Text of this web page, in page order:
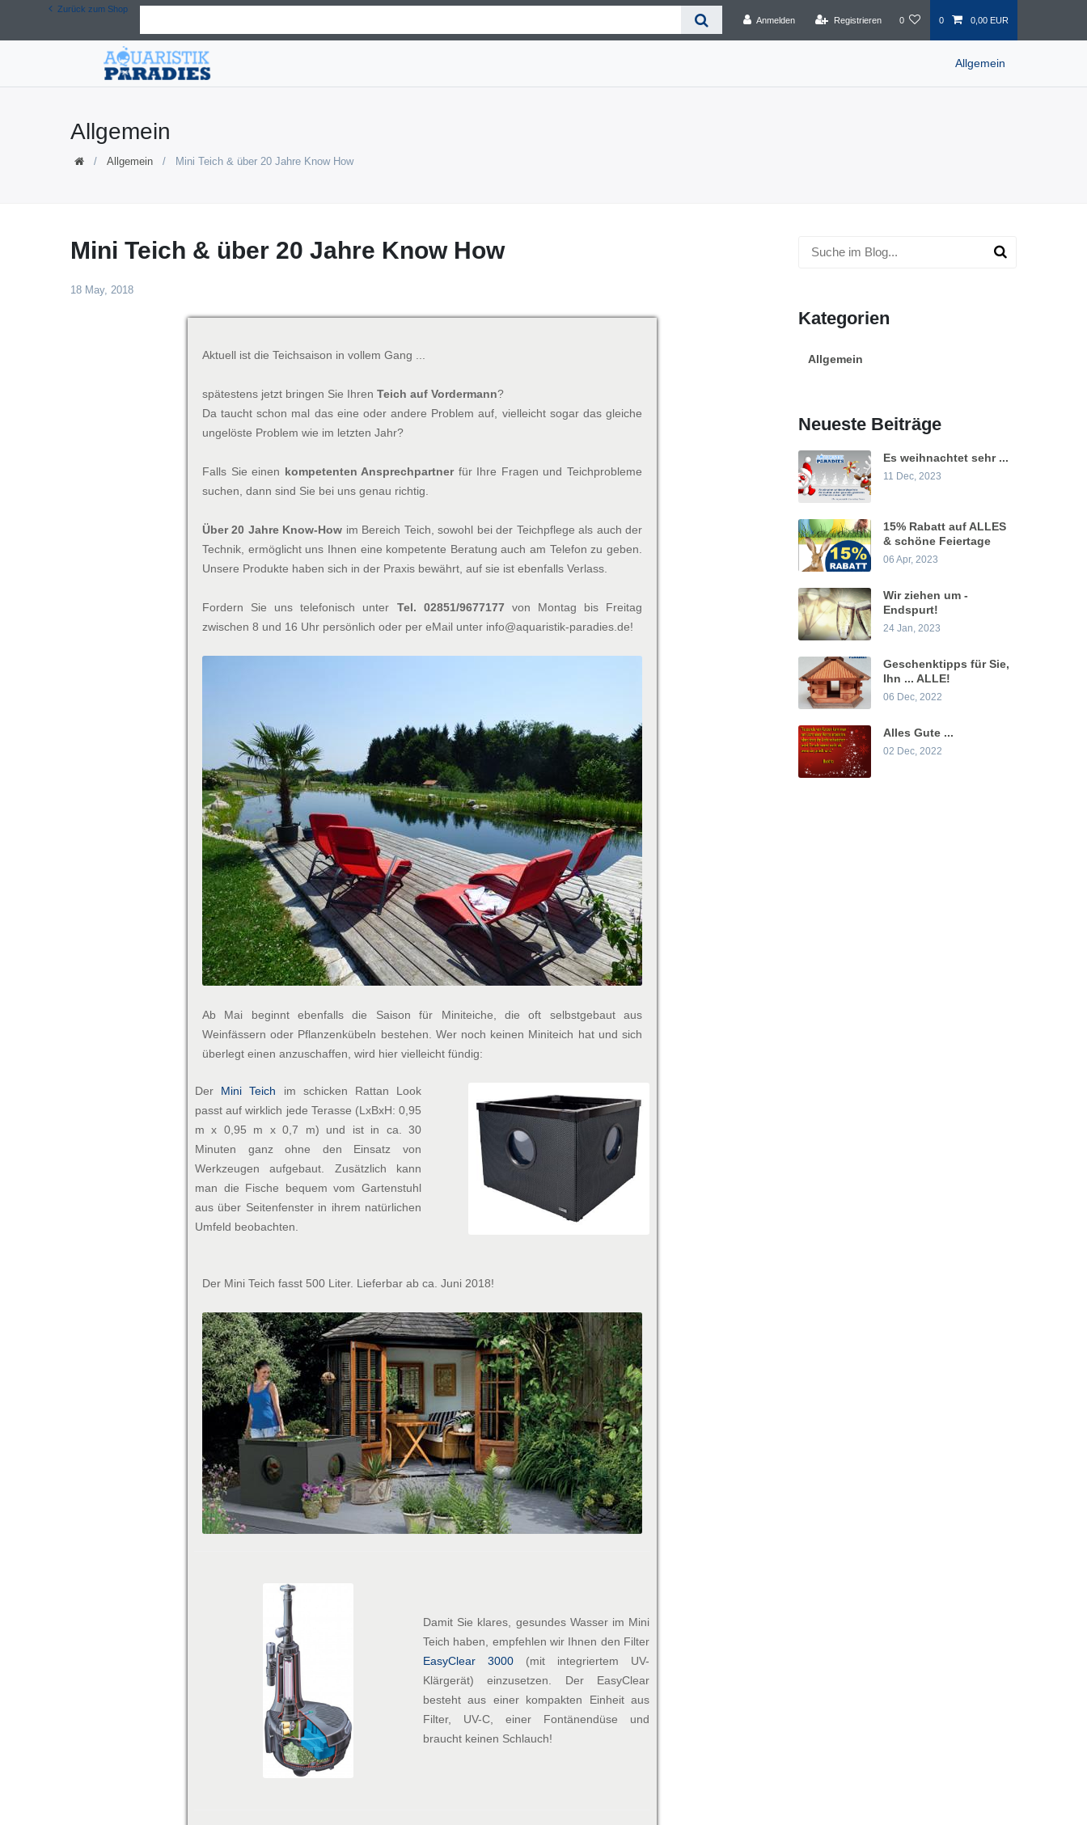
Zurück zum Shop
Anmelden
Registrieren 0 0 0,00 EUR
Allgemein
Allgemein
Allgemein Mini Teich & über 20 Jahre Know How
Mini Teich & über 20 Jahre Know How
18 May, 2018
Aktuell ist die Teichsaison in vollem Gang ...
spätestens jetzt bringen Sie Ihren Teich auf Vordermann?
Da taucht schon mal das eine oder andere Problem auf, vielleicht sogar das gleiche
ungelöste Problem wie im letzten Jahr?
Falls Sie einen kompetenten Ansprechpartnerfür Ihre Fragen und Teichprobleme
suchen, dann sind Sie bei uns genau richtig.
Über 20 Jahre Know-How im Bereich Teich, sowohl bei der Teichpflege als auch der
Technik, ermöglicht uns Ihnen eine kompetente Beratung auch am Telefon zu geben.
Unsere Produkte haben sich in der Praxis bewährt, auf sie ist ebenfalls Verlass.
Fordern Sie uns telefonisch unter Tel. 02851/9677177von Montag bis Freitag
zwischen 8 und 16 Uhr persönlich oder per eMail unter info@aquaristik-paradies.de!
Ab Mai beginnt ebenfalls die Saison für Miniteiche, die oft selbstgebaut aus
Weinfässern oder Pflanzenkübeln bestehen. Wer noch keinen Miniteich hat und sich
überlegt einen anzuschaffen, wird hier vielleicht fündig:
Der Mini Teich im schicken Rattan Look
passt auf wirklich jede Terasse (LxBxH: 0,95
m x 0,95 m x 0,7 m) und ist in ca. 30
Minuten ganz ohne den Einsatz von
Werkzeugen aufgebaut. Zusätzlich kann
man die Fische bequem vom Gartenstuhl
aus über Seitenfenster in ihrem natürlichen
Umfeld beobachten.
Der Mini Teich fasst 500 Liter. Lieferbar ab ca. Juni 2018!
Damit Sie klares, gesundes Wasser im Mini
Teich haben, empfehlen wir Ihnen den Filter
EasyClear 3000 (mit integriertem UV-
Klärgerät) einzusetzen. Der EasyClear
besteht aus einer kompakten Einheit aus
Filter, UV-C, einer Fontänendüse und
braucht keinen Schlauch!
Kategorien
Allgemein
Neueste Beiträge
Es weihnachtet sehr ...
11 Dec, 2023
15% Rabatt auf ALLES
& schöne Feiertage
06 Apr, 2023
Wir ziehen um -
Endspurt!
24 Jan, 2023
Geschenktipps für Sie,
Ihn ... ALLE!
06 Dec, 2022
Alles Gute ...
02 Dec, 2022